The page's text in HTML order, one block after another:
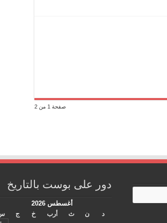
صفحة 1 من 2
دور على بوست بالتاريخ
أغسطس 2026
د
ن ث أرب خ ج